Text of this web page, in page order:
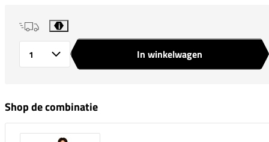
i
In winkelwagen
Shop de combinatie